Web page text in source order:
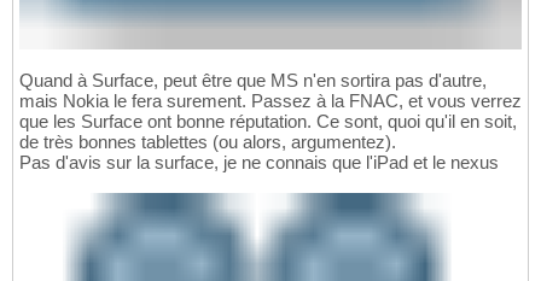
Quand à Surface, peut être que MS n'en sortira pas d'autre,
mais Nokia le fera surement. Passez à la FNAC, et vous verrez
que les Surface ont bonne réputation. Ce sont, quoi qu'il en soit,
de très bonnes tablettes (ou alors, argumentez).
Pas d'avis sur la surface, je ne connais que l'iPad et le nexus